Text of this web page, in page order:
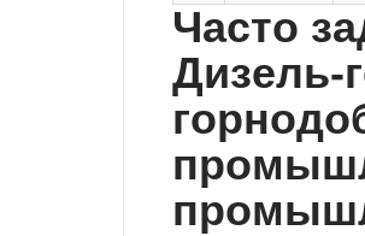
Часто
Дизель-